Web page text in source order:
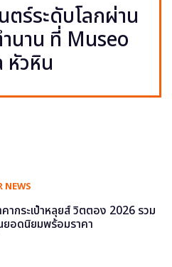
ร์ระดับโลกผ่าน
นาน ที่ Museo
หัวหิน
NEWS
คากระเป๋าหลุยส์ วิตตอง 2026 รวม
ยอดนิยมพร้อมราคา